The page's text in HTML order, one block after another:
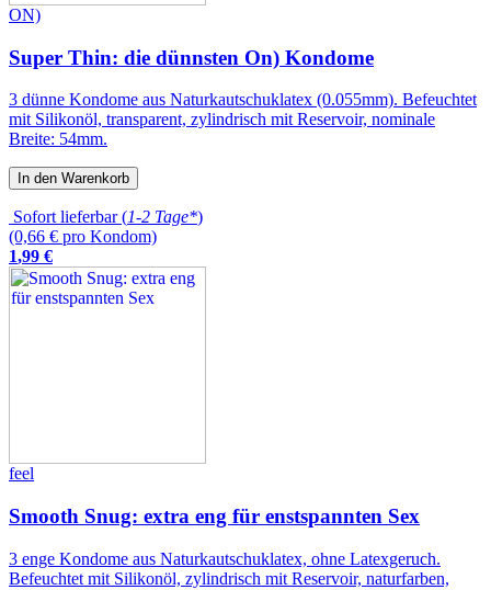
ON)
Super Thin: die dünnsten On) Kondome
3 dünne Kondome aus Naturkautschuklatex (0.055mm). Befeuchtet
mit Silikonöl, transparent, zylindrisch mit Reservoir, nominale
Breite: 54mm.
In den Warenkorb
Sofort lieferbar (1-2 Tage*)
(0,66 € pro Kondom)
1,99 €
feel
Smooth Snug: extra eng für enstspannten Sex
3 enge Kondome aus Naturkautschuklatex, ohne Latexgeruch.
Befeuchtet mit Silikonöl, zylindrisch mit Reservoir, naturfarben,